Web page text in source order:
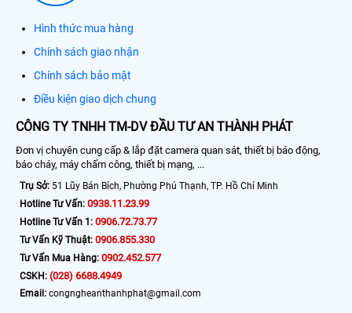
Hình thức mua hàng
Chính sách giao nhận
Chính sách bảo mật
Điều kiện giao dịch chung
CÔNG TY TNHH TM-DV ĐẦU TƯ AN THÀNH PHÁT
Đơn vị chuyên cung cấp & lắp đặt camera quan sát, thiết bị báo động,
báo cháy, máy chấm công, thiết bị mạng, ...
Trụ Sở: 51 Lũy Bán Bích, Phường Phú Thạnh, TP. Hồ Chí Minh
Hotline Tư Vấn: 0938.11.23.99
Hotline Tư Vấn 1: 0906.72.73.77
Tư Vấn Kỹ Thuật: 0906.855.330
Tư Vấn Mua Hàng: 0902.452.577
CSKH: (028) 6688.4949
Email: congngheanthanhphat@gmail.com